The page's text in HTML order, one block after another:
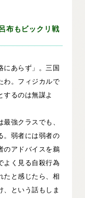
布もビックリ戦
にあらず」。三国
わ。フィジカルで
するのは無謀よ
強クラスでも、
。弱者には弱者の
のアドバイスを鵜
よく見る自殺行為
たと感じたら、相
、という話もしま